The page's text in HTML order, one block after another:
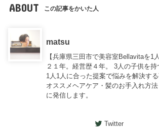
ABOUT この記事をかいた人
matsu
【兵庫県三田市で美容室Bellavitaを1
２１年。経営歴４年。 3人の子供を持
1人1人に合った提案で悩みを解決する
オススメヘアケア・髪のお手入れ方
に発信します。
Twitter